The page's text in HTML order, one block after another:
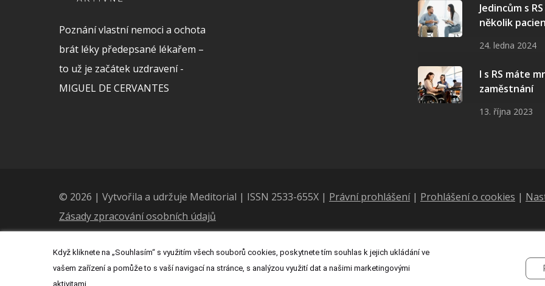
Poznání vlastní nemoci a ochota
brát léky předepsané lékařem –
to už je začátek uzdravení -
MIGUEL DE CERVANTES
Jedincům s
několik
24. ledna 2024
I s RS máte
zaměstnání
13. října 2023
© 2026 | Vytvořila a udržuje Meditorial | ISSN 2533-655X | Právní prohlášení| Prohlášení o cookies |
Zásady zpracování osobních údajů
Když kliknete na „Souhlasím“ s využitím všech souborů cookies, poskytnete tím souhlas k jejich ukládání ve
vašem zařízení a pomůže to s vaší navigací na stránce, s analýzou využití dat a našimi marketingovými
aktivitami.